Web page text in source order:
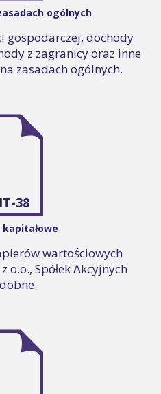
ogólnych
gospodarczej, dochody
z zagranicy oraz inne
zasadach ogólnych.
38
kapitałowe
wartościowych
o.o., Spółek Akcyjnych